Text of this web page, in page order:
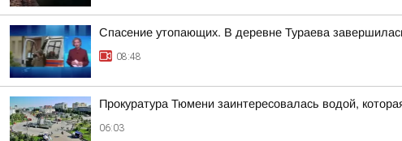
Спасение утопающих. В деревне Тураева
08:48
Прокуратура Тюмени заинтересовалась водой,
06:03